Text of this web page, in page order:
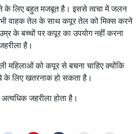
के लिए बहुत मजबूत है। इससे त्वचा में जलन
वाहक तेल के साथ कपूर तेल को मिक्स करने
के बच्चों पर कपूर का उपयोग नहीं करना
है।
महिलाओं को कपूर से बचना चाहिए क्योंकि
लिए खतरनाक हो सकता है।
जहरीला होता है।